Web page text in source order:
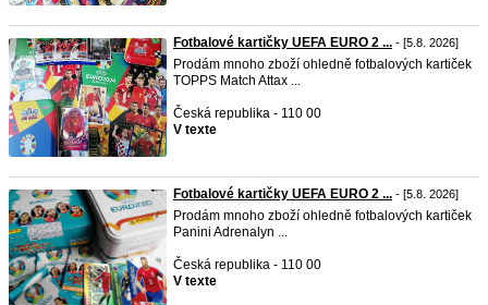
Fotbalové kartičky UEFA EURO 2 ... - [5.8. 2026]
Prodám mnoho zboží ohledně fotbalových kartiček
TOPPS Match Attax ...
Česká republika - 110 00
V texte
Fotbalové kartičky UEFA EURO 2 ... - [5.8. 2026]
Prodám mnoho zboží ohledně fotbalových kartiček
Panini Adrenalyn ...
Česká republika - 110 00
V texte